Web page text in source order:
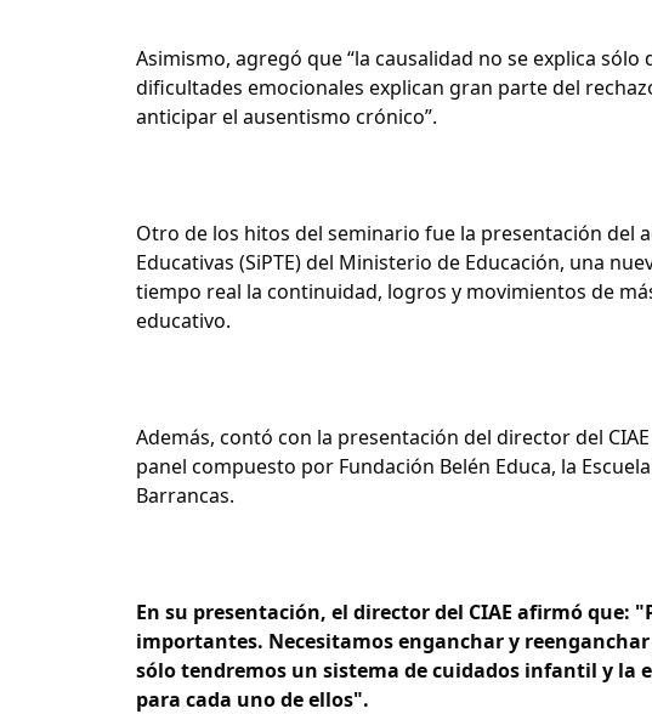
Asimismo, agregó que “la causalidad no se explica
dificultades emocionales explican gran parte del
anticipar el ausentismo crónico”.
Otro de los hitos del seminario fue la presentación del
Educativas (SiPTE) del Ministerio de Educación, una
tiempo real la continuidad, logros y movimientos de
educativo.
Además, contó con la presentación del director del
panel compuesto por Fundación Belén Educa, la
Barrancas.
En su presentación, el director del CIAE afirmó que:
importantes. Necesitamos enganchar y
sólo tendremos un sistema de cuidados infantil y la
para cada uno de ellos".